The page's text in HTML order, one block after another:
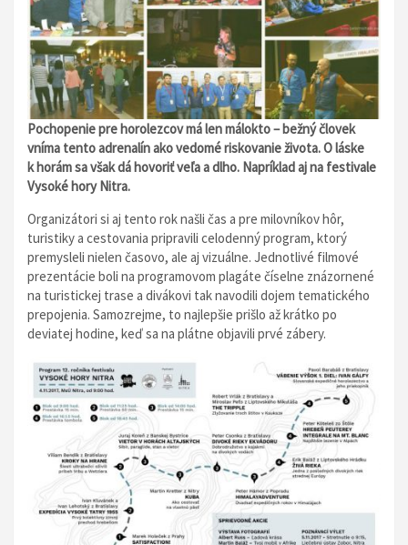
Pochopenie pre horolezcov má len málokto – bežný človek
vníma tento adrenalín ako vedomé riskovanie života. O láske
k horám sa však dá hovoriť veľa a dlho. Napríklad aj na festivale
Vysoké hory Nitra.
Organizátori si aj tento rok našli čas a pre milovníkov hôr,
turistiky a cestovania pripravili celodenný program, ktorý
premysleli nielen časovo, ale aj vizuálne. Jednotlivé filmové
prezentácie boli na programovom plagáte číselne znázornené
na turistickej trase a divákovi tak navodili dojem tematického
prepojenia. Samozrejme, to najlepšie prišlo až krátko po
deviatej hodine, keď sa na plátne objavili prvé zábery.